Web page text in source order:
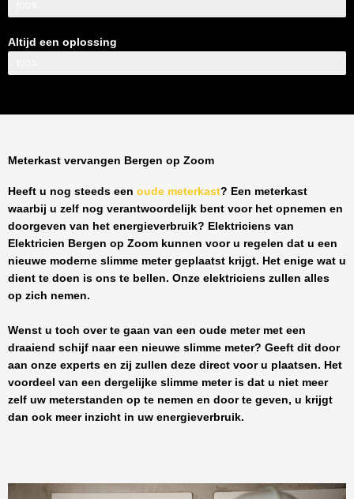
Altijd een oplossing
Meterkast vervangen Bergen op Zoom
Heeft u nog steeds een oude meterkast? Een meterkast
waarbij u zelf nog verantwoordelijk bent voor het opnemen en
doorgeven van het energieverbruik? Elektriciens van
Elektricien Bergen op Zoom kunnen voor u regelen dat u een
nieuwe moderne slimme meter geplaatst krijgt. Het enige wat u
dient te doen is ons te bellen. Onze elektriciens zullen alles
op zich nemen.
Wenst u toch over te gaan van een oude meter met een
draaiend schijf naar een nieuwe slimme meter? Geeft dit door
aan onze experts en zij zullen deze direct voor u plaatsen. Het
voordeel van een dergelijke slimme meter is dat u niet meer
zelf uw meterstanden op te nemen en door te geven, u krijgt
dan ook meer inzicht in uw energieverbruik.